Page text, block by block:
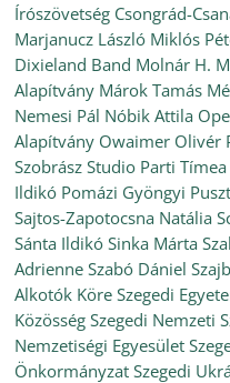
Írószövetség Csongrád-
Marjanucz László Miklós
Dixieland Band Molnár H.
Alapítvány Márok Tamás
Nemesi Pál Nóbik Attila
Alapítvány Owaimer Olivér
Szobrász Studio Parti Tímea
Ildikó Pomázi Gyöngyi
Sajtos-Zapotocsna Natália
Sánta Ildikó Sinka Márta
Adrienne Szabó Dániel
Alkotók Köre Szegedi
Közösség Szegedi Nemzeti
Nemzetiségi Egyesület
Önkormányzat Szegedi